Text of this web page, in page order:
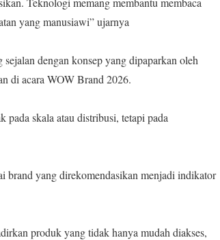
yang manusiawi” ujarnya
dengan konsep yang dipaparkan oleh
di acara WOW Brand 2026.
skala atau distribusi, tetapi pada
brand yang direkomendasikan menjadi indikator
produk yang tidak hanya mudah diakses,